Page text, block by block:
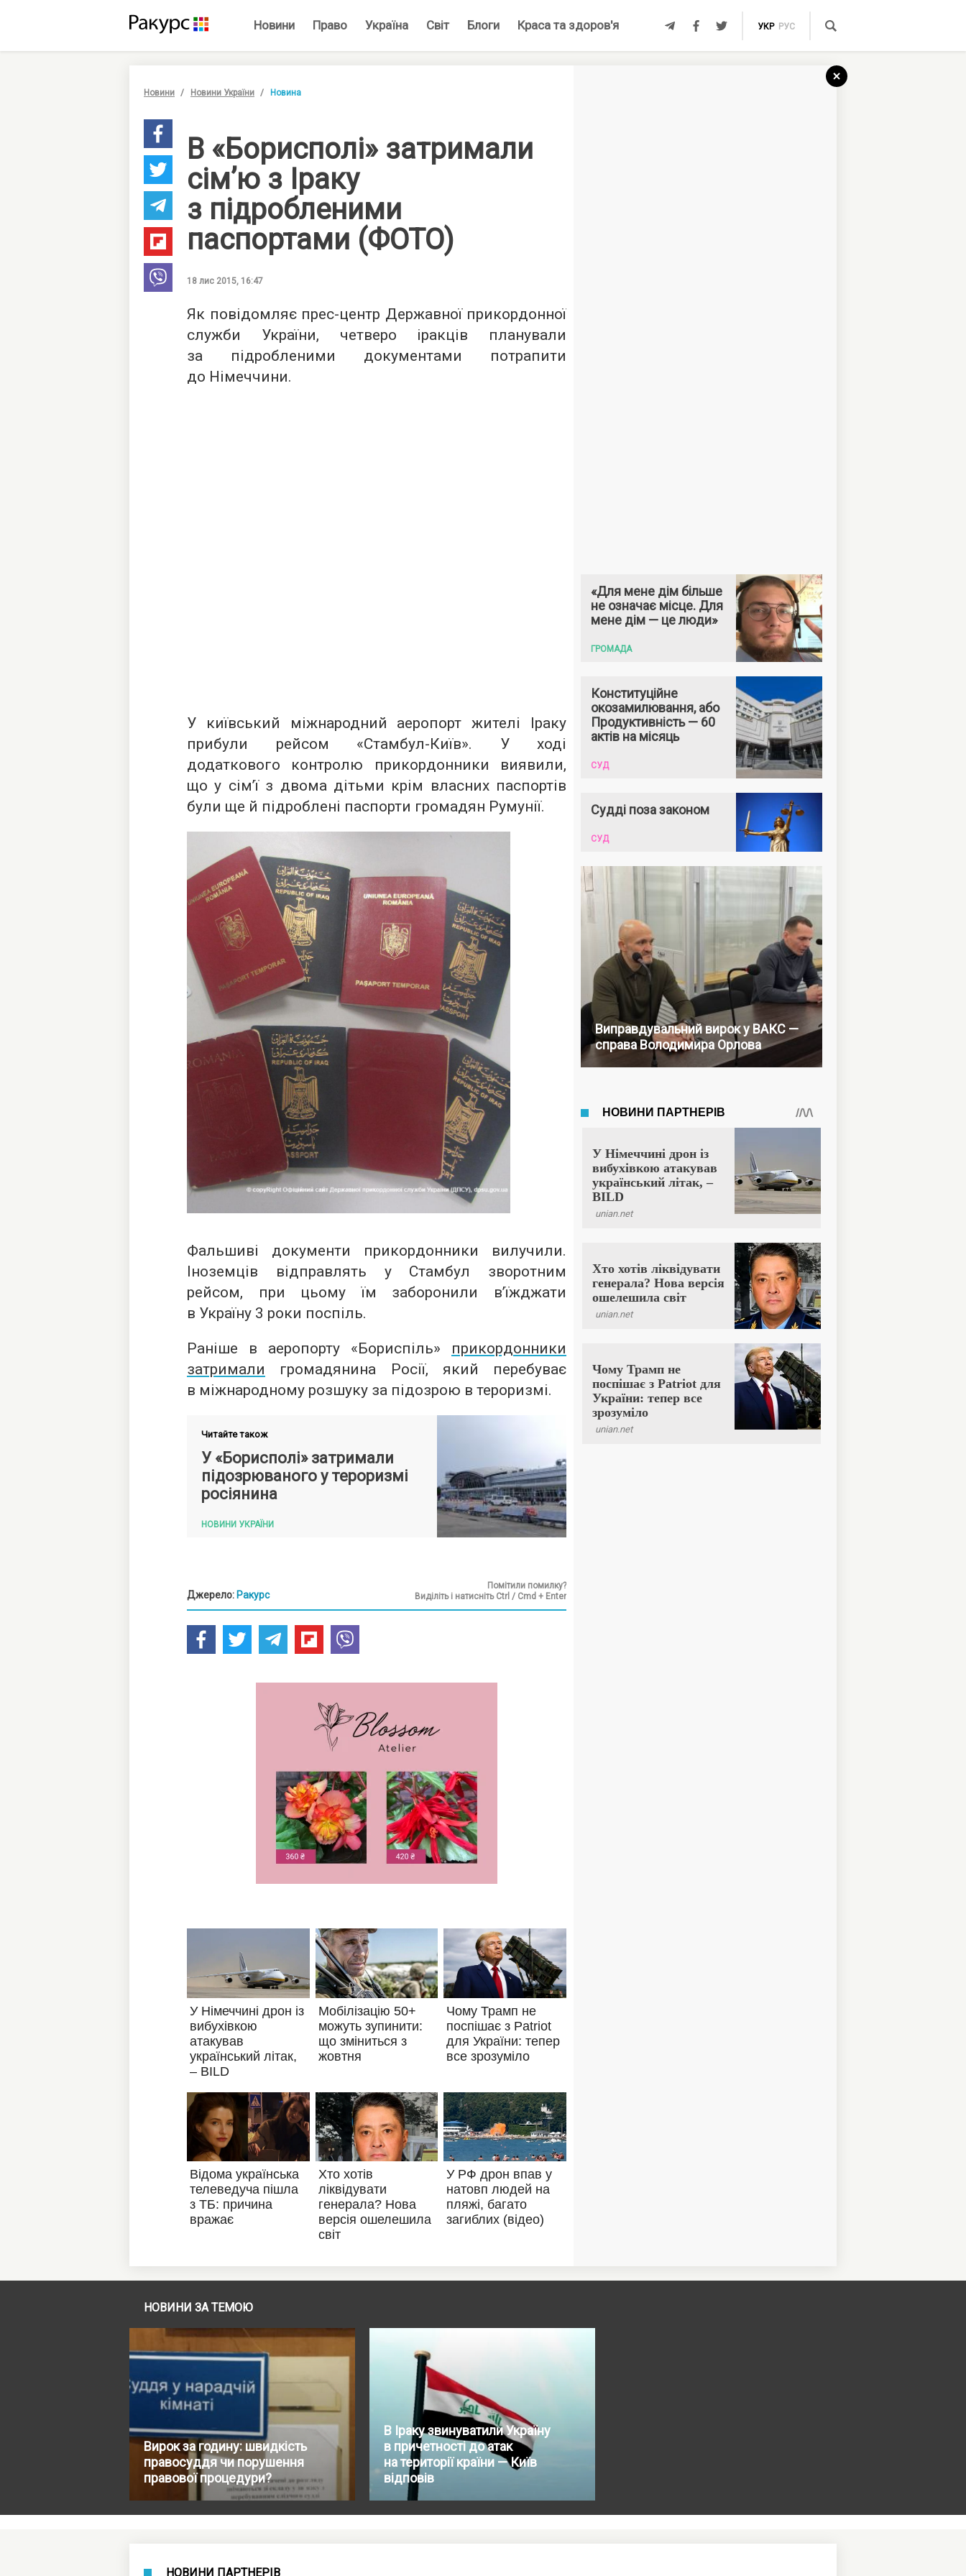
Новини Право Україна Світ Блоги Краса та здоров'я УКР РУС
Новини Новини України Новина
В «Борисполі» затримали
сім’ю з Іраку
з підробленими
паспортами (ФОТО)
18 лис 2015, 16:47
Як повідомляє прес-центр Державної прикордонної
служби України, четверо іракців планували
за підробленими документами потрапити
до Німеччини.
У київський міжнародний аеропорт жителі Іраку
прибули рейсом «Стамбул-Київ». У ході
додаткового контролю прикордонники виявили,
що у сім’ї з двома дітьми крім власних паспортів
були ще й підроблені паспорти громадян Румунії.
Фальшиві документи прикордонники вилучили.
Іноземців відправлять у Стамбул зворотним
рейсом, при цьому їм заборонили в’їжджати
в Україну 3 роки поспіль.
Раніше в аеропорту «Бориспіль» прикордонники
затримали громадянина Росії, який перебуває
в міжнародному розшуку за підозрою в тероризмі.
Читайте також
У «Борисполі» затримали
підозрюваного у тероризмі
росіянина
НОВИНИ УКРАЇНИ
Джерело: Ракурс
Помітили помилку?
Виділіть і натисніть Ctrl / Cmd + Enter
«Для мене дім більше
не означає місце. Для
мене дім — це люди»
ГРОМАДА
Конституційне
окозамилювання, або
Продуктивність — 60
актів на місяць
СУД
Судді поза законом
СУД
Виправдувальний вирок у ВАКС —
справа Володимира Орлова
НОВИНИ ЗА ТЕМОЮ
Вирок за годину: швидкість
правосуддя чи порушення
правової процедури?
В Іраку звинуватили Україну
в причетності до атак
на території країни — Київ
відповів
НОВИНИ ПАРТНЕРІВ